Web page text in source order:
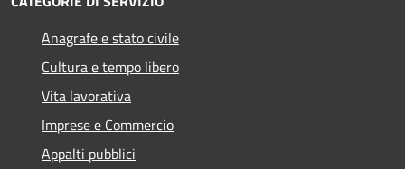
Anagrafe e stato civile
Cultura e tempo libero
Vita lavorativa
Imprese e Commercio
Appalti pubblici